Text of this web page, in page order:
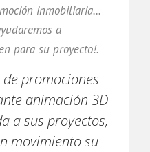
inmobiliaria...
a
para su proyecto!.
promociones
animación 3D
a sus proyectos,
movimiento su